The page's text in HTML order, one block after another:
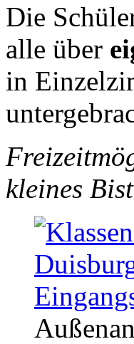
Die
alle über
in
kleines